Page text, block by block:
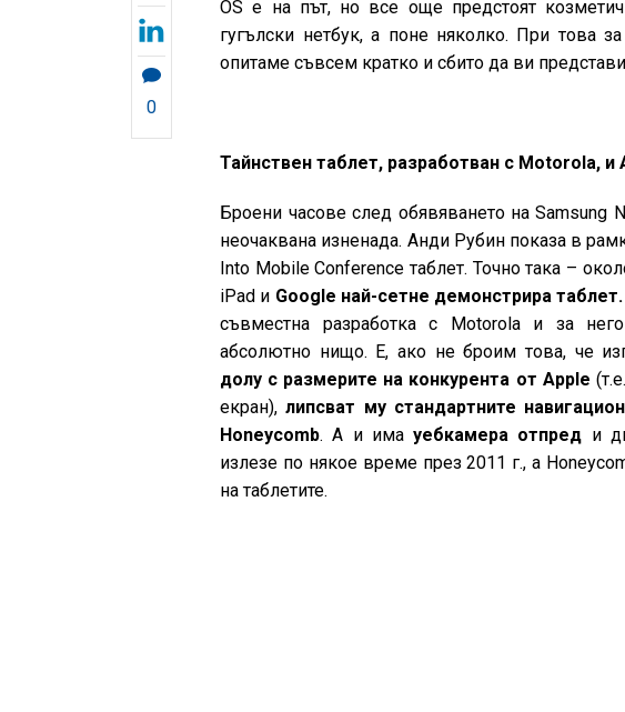
0
OS е на път, но все още предстоят
гугълски нетбук, а поне няколко. При това
опитаме съвсем кратко и сбито да ви
Тайнствен таблет, разработван с Motorola, и
Броени часове след обявяването на Samsung
неочаквана изненада. Анди Рубин показа в
Into Mobile Conference таблет. Точно така –
iPad и Google най-сетне демонстрира таблет.
съвместна разработка с Motorola и за
абсолютно нищо. Е, ако не броим това, че
долу с размерите на конкурента от Apple
екран),липсват му стандартните
Honeycomb. А и имауебкамера отпред и
излезе по някое време през 2011 г., а
на таблетите.